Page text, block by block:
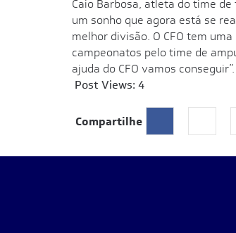
Caio Barbosa, atleta do time
um sonho que agora está se
melhor divisão. O CFO tem
campeonatos pelo time de
ajuda do CFO vamos conseguir”.
Post Views: 4
Compartilhe